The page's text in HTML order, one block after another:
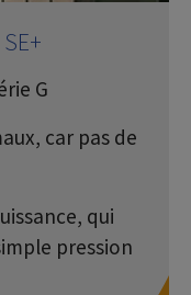
G
car pas de
qui
pression